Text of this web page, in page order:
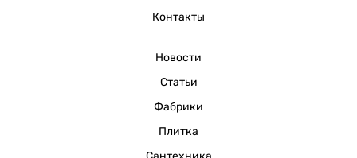
Контакты
Новости
Статьи
Фабрики
Плитка